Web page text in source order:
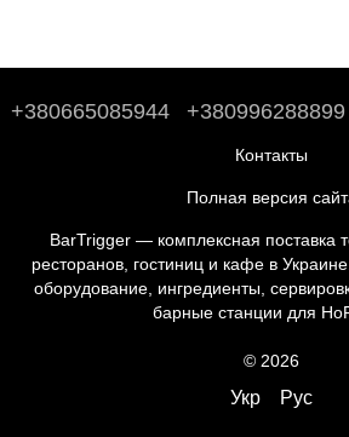
+380665085944 +380996288899
Контакты
Полная версия
BarTrigger — комплексная поставка
ресторанов, гостиниц и кафе в
оборудование, ингредиенты,
барные станции для
© 2026
Укр Рус